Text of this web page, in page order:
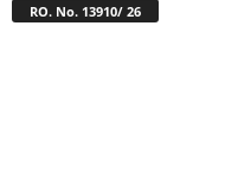
RO. No. 13910/ 26